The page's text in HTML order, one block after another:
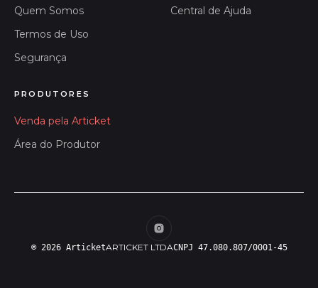
Quem Somos
Termos de Uso
Segurança
Central de Ajuda
PRODUTORES
Venda pela Articket
Área do Produtor
© 2026 ArticketARTICKET LTDACNPJ 47.080.807/0001-45